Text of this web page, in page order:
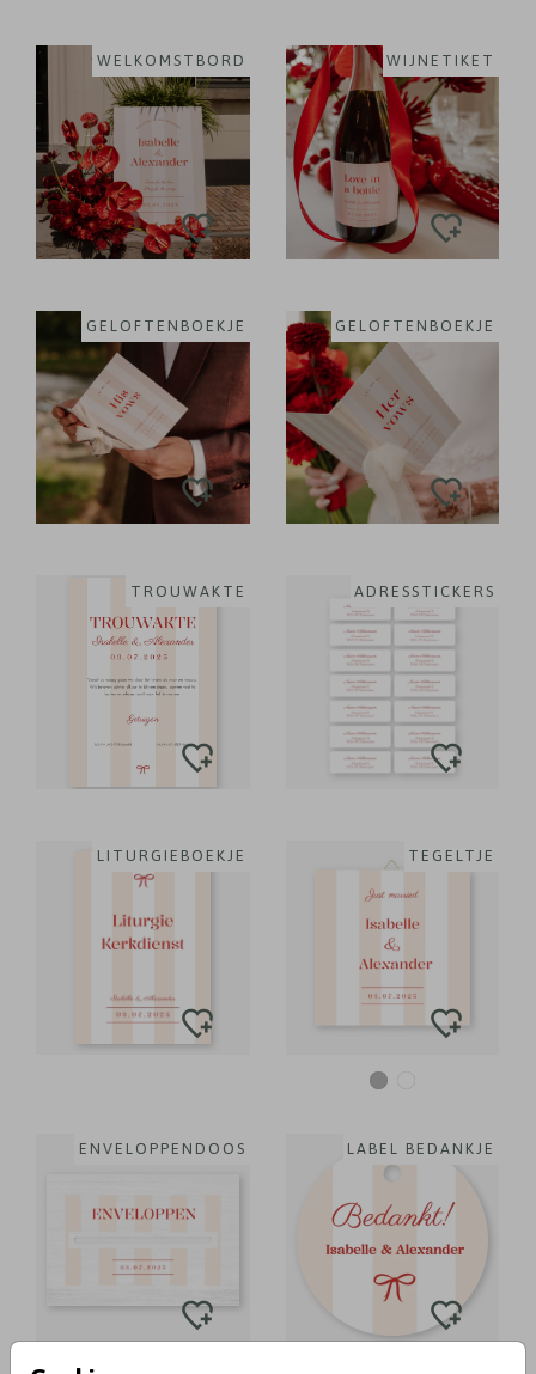
WELKOMSTBORD WIJNETIKET
GELOFTENBOEKJE GELOFTENBOEKJE
TROUWAKTE ADRESSTICKERS
LITURGIEBOEKJE TEGELTJE
ENVELOPPENDOOS LABEL BEDANKJE